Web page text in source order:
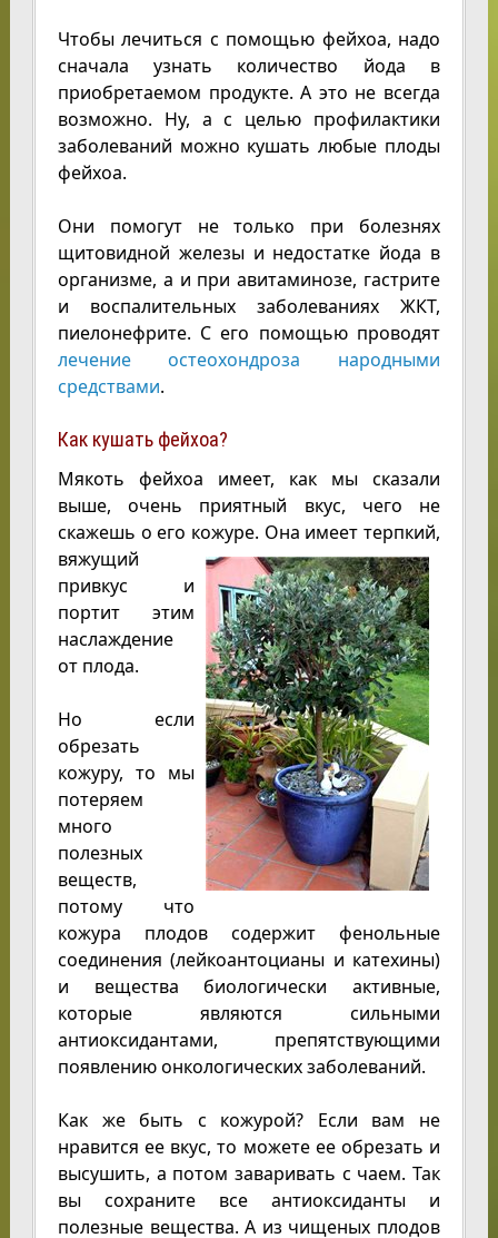
Чтобы лечиться с помощью фейхоа, надо
сначала узнать количество йода в
приобретаемом продукте. А это не всегда
возможно. Ну, а с целью профилактики
заболеваний можно кушать любые плоды
фейхоа.
Они помогут не только при болезнях
щитовидной железы и недостатке йода в
организме, а и при авитаминозе, гастрите
и воспалительных заболеваниях ЖКТ,
пиелонефрите. С его помощью проводят
лечение остеохондроза народными
средствами.
Как кушать фейхоа?
Мякоть фейхоа имеет, как мы сказали
выше, очень приятный вкус, чего не
скажешь о его кожуре. Она имеет терпкий,
вяжущий
привкус и
портит этим
наслаждение
от плода.
Но если
обрезать
кожуру, то мы
потеряем
много
полезных
веществ,
потому что
кожура плодов содержит фенольные
соединения (лейкоантоцианы и катехины)
и вещества биологически активные,
которые являются сильными
антиоксидантами, препятствующими
появлению онкологических заболеваний.
Как же быть с кожурой? Если вам не
нравится ее вкус, то можете ее обрезать и
высушить, а потом заваривать с чаем. Так
вы сохраните все антиоксиданты и
полезные вещества. А из чищеных плодов